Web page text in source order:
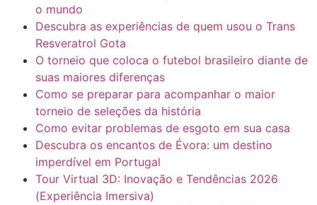
o mundo
Descubra as experiências de quem usou o Trans
Resveratrol Gota
O torneio que coloca o futebol brasileiro diante de
suas maiores diferenças
Como se preparar para acompanhar o maior
torneio de seleções da história
Como evitar problemas de esgoto em sua casa
Descubra os encantos de Évora: um destino
imperdível em Portugal
Tour Virtual 3D: Inovação e Tendências 2026
(Experiência Imersiva)